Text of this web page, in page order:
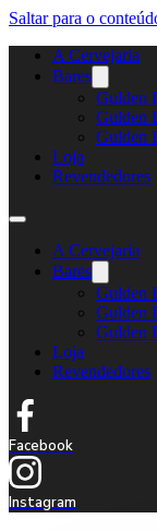
Saltar para o
A Cervejaria
Bares
Gulden
Gulden
Gulden
Loja
Revendedores
A Cervejaria
Bares
Gulden
Gulden
Gulden
Loja
Revendedores
Facebook
Instagram